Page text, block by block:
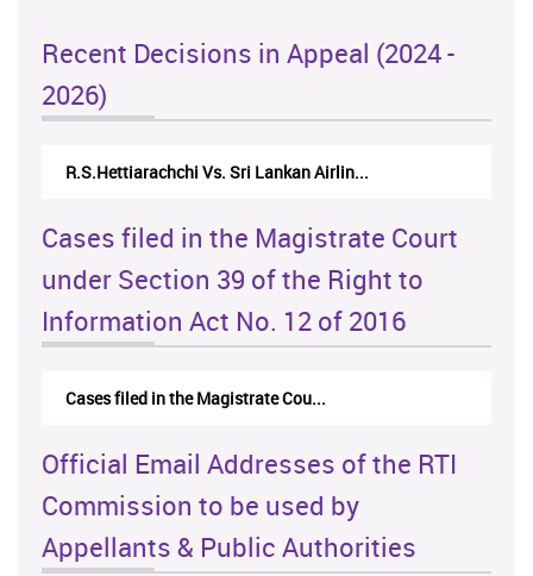
Recent Decisions in Appeal (2024 -
2026)
R.S.Hettiarachchi Vs. Sri Lankan Airlin...
Cases filed in the Magistrate Court
under Section 39 of the Right to
Information Act No. 12 of 2016
Cases filed in the Magistrate Cou...
Official Email Addresses of the RTI
Commission to be used by
Appellants & Public Authorities